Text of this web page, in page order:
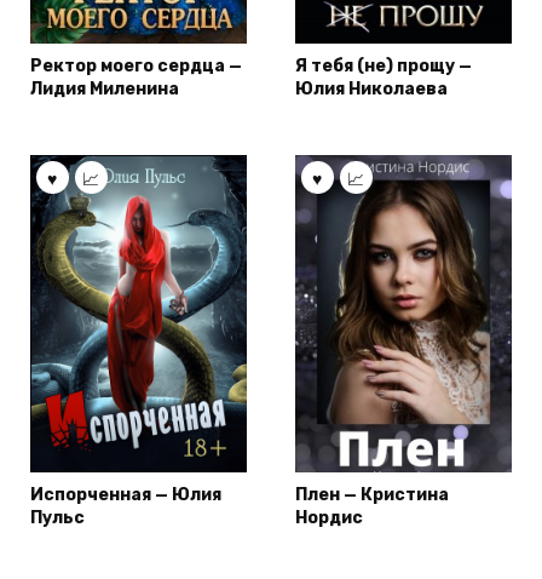
Ректор моего сердца —
Лидия Миленина
Я тебя (не) прощу —
Юлия Николаева
Испорченная — Юлия
Пульс
Плен — Кристина
Нордис